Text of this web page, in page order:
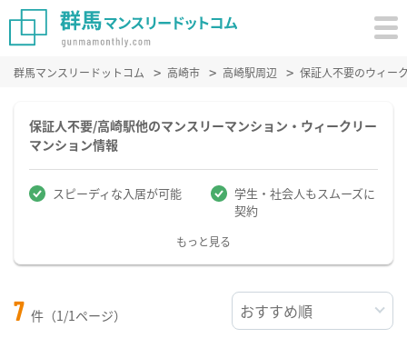
群馬マンスリードットコム 高崎市 高崎駅周辺 保証人不要のウィー
保証人不要/高崎駅他のマンスリーマンション・ウィークリー
マンション情報
スピーディな入居が可能
学生・社会人もスムーズに
契約
もっと見る
7 件（1/1ページ）